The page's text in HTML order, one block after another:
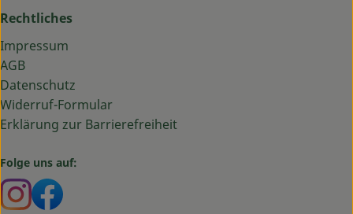
Rechtliches
Impressum
AGB
Datenschutz
Widerruf-Formular
Erklärung zur Barrierefreiheit
Folge uns auf:
Externer Link zu https://www.instagram.com/
Externer Link zu https://www.facebook.com/